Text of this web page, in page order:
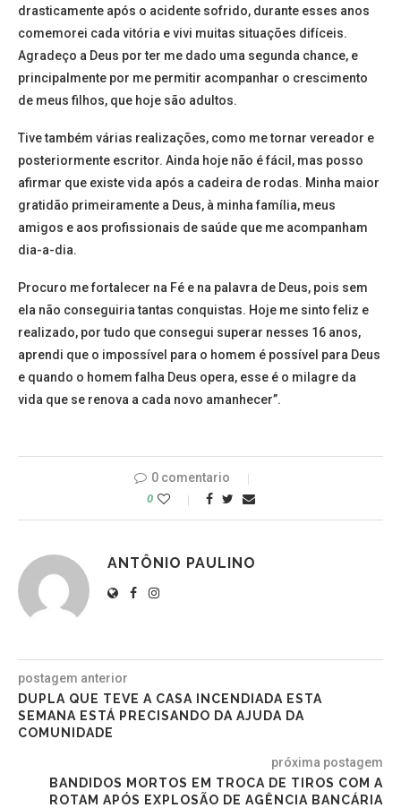
drasticamente após o acidente sofrido, durante esses anos
comemorei cada vitória e vivi muitas situações difíceis.
Agradeço a Deus por ter me dado uma segunda chance, e
principalmente por me permitir acompanhar o crescimento
de meus filhos, que hoje são adultos.
Tive também várias realizações, como me tornar vereador e
posteriormente escritor. Ainda hoje não é fácil, mas posso
afirmar que existe vida após a cadeira de rodas. Minha maior
gratidão primeiramente a Deus, à minha família, meus
amigos e aos profissionais de saúde que me acompanham
dia-a-dia.
Procuro me fortalecer na Fé e na palavra de Deus, pois sem
ela não conseguiria tantas conquistas. Hoje me sinto feliz e
realizado, por tudo que consegui superar nesses 16 anos,
aprendi que o impossível para o homem é possível para Deus
e quando o homem falha Deus opera, esse é o milagre da
vida que se renova a cada novo amanhecer”.
0 comentario
0
ANTÔNIO PAULINO
postagem anterior
DUPLA QUE TEVE A CASA INCENDIADA ESTA
SEMANA ESTÁ PRECISANDO DA AJUDA DA
COMUNIDADE
próxima postagem
BANDIDOS MORTOS EM TROCA DE TIROS COM A
ROTAM APÓS EXPLOSÃO DE AGÊNCIA BANCÁRIA